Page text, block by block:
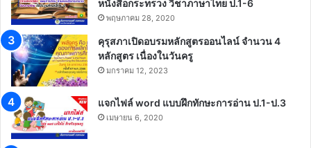
หนังสือกระทรวง วิชาภาษาไทย ป.1-6
พฤษภาคม 28, 2020
คุรุสภาเปิดอบรมหลักสูตรออนไลน์ จำนวน 4
หลักสูตร เนื่องในวันครู
มกราคม 12, 2023
แจกไฟล์ word แบบฝึกทักษะการอ่าน ป.1-ป.3
เมษายน 6, 2020